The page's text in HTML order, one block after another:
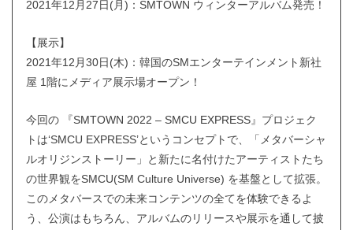
2021年12月27日(月)：SMTOWN ウィンターアルバム発売！
【展示】
2021年12月30日(木)：韓国のSMエンターテインメント新社
屋 1階にメディア展示場オープン！
今回の 『SMTOWN 2022 – SMCU EXPRESS』プロジェク
トは‘SMCU EXPRESS’というコンセプトで、「メタバーシャ
ルオリジンストーリー」と新たに名付けたアーティストたち
の世界観をSMCU(SM Culture Universe) を基盤として拡張。
このメタバースでの未来コンテンツの全てを体験できるよ
う、公演はもちろん、アルバムのリリースや展示を通して披